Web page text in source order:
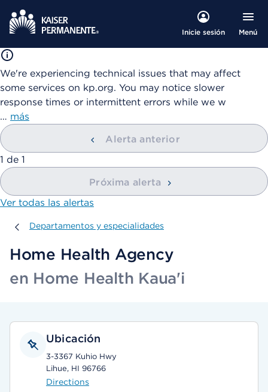
Inicie sesión Menú
We're experiencing technical issues that may affect
some services on kp.org. You may notice slower
response times or intermittent errors while we w
… más
Alerta anterior
mostrando
1 de 1
Próxima alerta
Ver todas las alertas
Departamentos y especialidades
Departamentos y especialidades
Home Health Agency
en Home Health Kaua'i
Ubicación
3-3367 Kuhio Hwy
Lihue, HI 96766
Directions